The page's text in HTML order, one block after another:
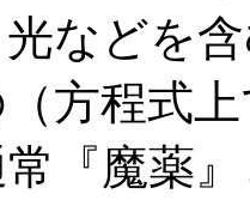
などを
方程式
『魔薬